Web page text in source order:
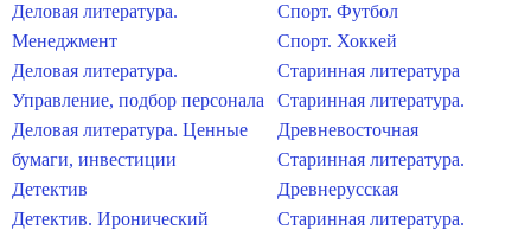
Деловая литература.
Менеджмент
Деловая литература.
Управление, подбор персонала
Деловая литература. Ценные
бумаги, инвестиции
Детектив
Детектив. Иронический
Спорт. Футбол
Спорт. Хоккей
Старинная литература
Старинная литература.
Древневосточная
Старинная литература.
Древнерусская
Старинная литература.